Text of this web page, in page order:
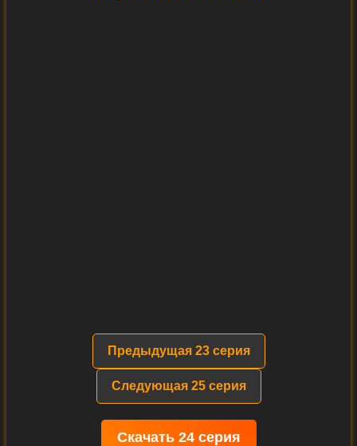
Предыдущая 23 серия
Следующая 25 серия
Скачать 24 серия